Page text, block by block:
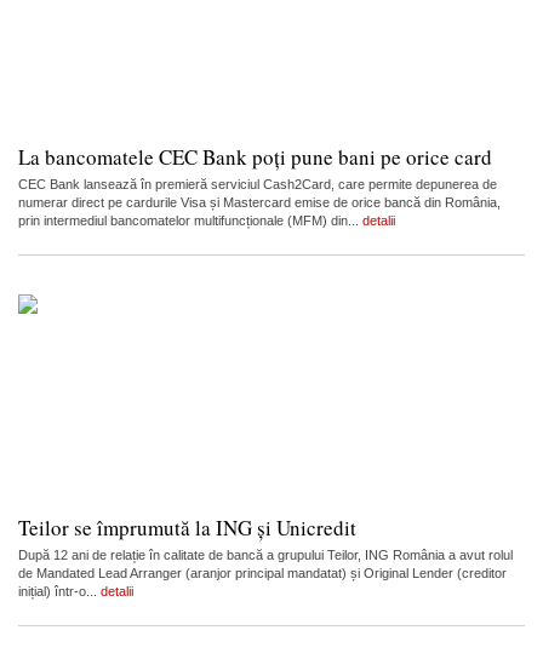
La bancomatele CEC Bank poți pune bani pe orice card
CEC Bank lansează în premieră serviciul Cash2Card, care permite depunerea de
numerar direct pe cardurile Visa și Mastercard emise de orice bancă din România,
prin intermediul bancomatelor multifuncționale (MFM) din... detalii
Teilor se împrumută la ING și Unicredit
După 12 ani de relație în calitate de bancă a grupului Teilor, ING România a avut rolul
de Mandated Lead Arranger (aranjor principal mandatat) și Original Lender (creditor
inițial) într-o... detalii